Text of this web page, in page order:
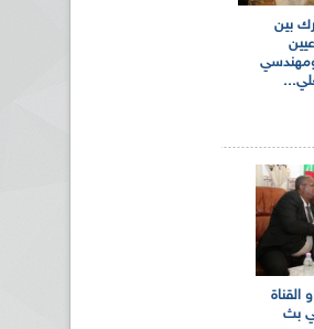
بين
ومهندسي
القناة
بث